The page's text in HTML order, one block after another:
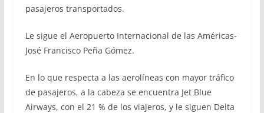
pasajeros transportados.
Le sigue el Aeropuerto Internacional de las Américas-
José Francisco Peña Gómez.
En lo que respecta a las aerolíneas con mayor tráfico
de pasajeros, a la cabeza se encuentra Jet Blue
Airways, con el 21 % de los viajeros, y le siguen Delta